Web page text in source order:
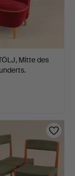
Mitte des